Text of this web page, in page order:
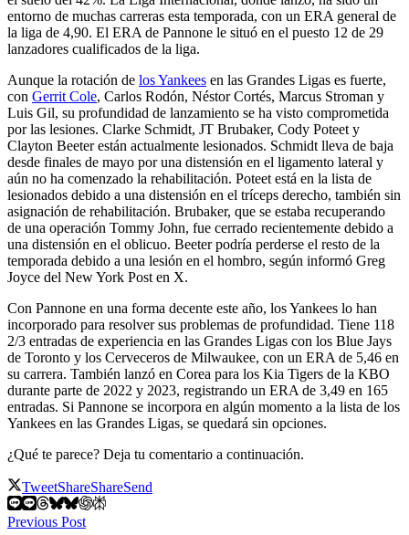
entorno de muchas carreras esta temporada, con un ERA general de
la liga de 4,90. El ERA de Pannone le situó en el puesto 12 de 29
lanzadores cualificados de la liga.
Aunque la rotación de los Yankees en las Grandes Ligas es fuerte,
con Gerrit Cole, Carlos Rodón, Néstor Cortés, Marcus Stroman y
Luis Gil, su profundidad de lanzamiento se ha visto comprometida
por las lesiones. Clarke Schmidt, JT Brubaker, Cody Poteet y
Clayton Beeter están actualmente lesionados. Schmidt lleva de baja
desde finales de mayo por una distensión en el ligamento lateral y
aún no ha comenzado la rehabilitación. Poteet está en la lista de
lesionados debido a una distensión en el tríceps derecho, también sin
asignación de rehabilitación. Brubaker, que se estaba recuperando
de una operación Tommy John, fue cerrado recientemente debido a
una distensión en el oblicuo. Beeter podría perderse el resto de la
temporada debido a una lesión en el hombro, según informó Greg
Joyce del New York Post en X.
Con Pannone en una forma decente este año, los Yankees lo han
incorporado para resolver sus problemas de profundidad. Tiene 118
2/3 entradas de experiencia en las Grandes Ligas con los Blue Jays
de Toronto y los Cerveceros de Milwaukee, con un ERA de 5,46 en
su carrera. También lanzó en Corea para los Kia Tigers de la KBO
durante parte de 2022 y 2023, registrando un ERA de 3,49 en 165
entradas. Si Pannone se incorpora en algún momento a la lista de los
Yankees en las Grandes Ligas, se quedará sin opciones.
¿Qué te parece? Deja tu comentario a continuación.
TweetShareShareSend
Previous Post